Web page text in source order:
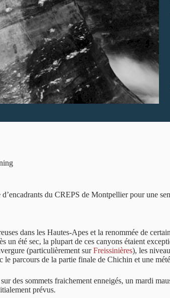
du CREPS de Montpellier pour une
dans les Hautes-Apes et la renommée de
été sec, la plupart de ces canyons étaient
(particulièrement surFreissinières), les
parcours de la partie finale de Chichin et une
des sommets fraichement enneigés, un mardi
prévus.